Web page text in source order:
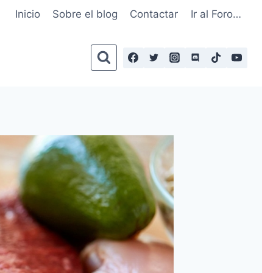
Inicio Sobre el blog Contactar Ir al Foro…